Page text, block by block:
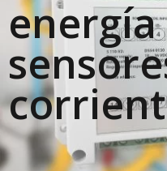
energía